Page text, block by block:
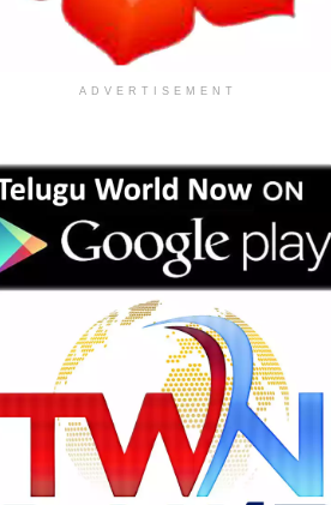
ADVERTISEMENT